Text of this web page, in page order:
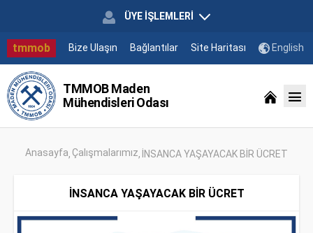
ÜYE İŞLEMLERİ
tmmob Bize Ulaşın Bağlantılar Site Haritası English
TMMOB Maden
Mühendisleri Odası
Anasayfa Çalışmalarımız İNSANCA YAŞAYACAK BİR ÜCRET
İNSANCA YAŞAYACAK BİR ÜCRET